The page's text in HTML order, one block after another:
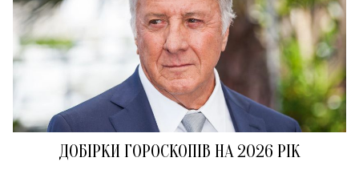
ДОБІРКИ ГОРОСКОПІВ НА 2026 РІК